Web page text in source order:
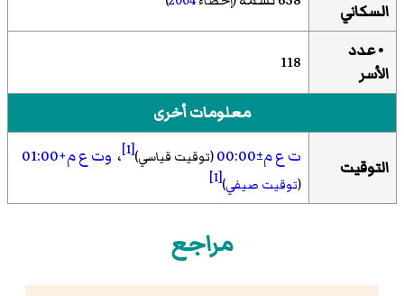
السكاني
• عدد
الأسر
118
معلومات أخرى
التوقيت ت ع م±00:00 (توقيت قياسي)[1] ، وت ع م+01:00
(توقيت صيفي)
[1]
مراجع